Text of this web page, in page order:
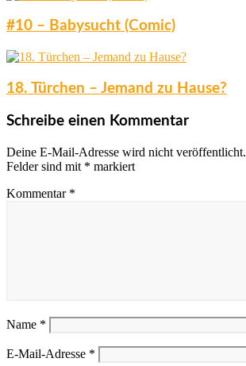
#10 – Babysucht (Comic)
18. Türchen – Jemand zu Hause?
Schreibe einen Kommentar
Deine E-Mail-Adresse wird nicht veröffentlicht.
Felder sind mit * markiert
Kommentar *
Name *
E-Mail-Adresse *